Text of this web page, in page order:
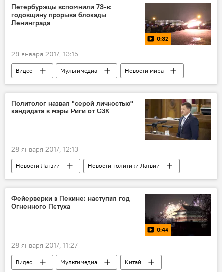
Оярс Скудра
мнение
Муниципальные выборы - 2017
Петербуржцы вспомнили 73-ю
годовщину прорыва блокады
Ленинграда
0:32
28 января 2017, 13:15
Видео Мультимедиа
Новости мира
Новости России
Ленинград
Великая Отечественная война
Политолог назвал "серой личностью"
кандидата в мэры Риги от СЗК
28 января 2017, 12:13
Новости Латвии
Новости политики Латвии
Рига
Армандс Краузе
Союз зеленых и крестьян
Муниципальные выборы - 2017
Фейерверки в Пекине: наступил год
Огненного Петуха
0:44
28 января 2017, 11:27
Видео Мультимедиа
Китай